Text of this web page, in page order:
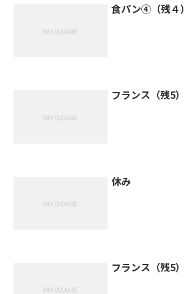
食パン④（残４）
フランス（残5）
休み
フランス（残5）